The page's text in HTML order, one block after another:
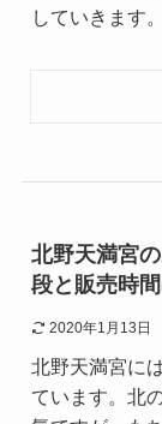
していきます。
北野天満宮
段と販売時
2020年1月13日
北野天満宮に
ています。北